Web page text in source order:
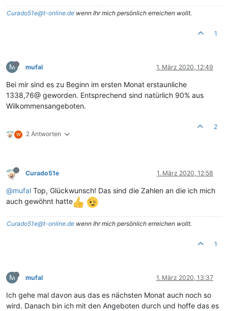
Curado51e@t-online.de wenn Ihr mich persönlich erreichen wollt.
1
M mufal 1. März 2020, 12:49
Bei mir sind es zu Beginn im ersten Monat erstaunliche
1338,76@ geworden. Entsprechend sind natürlich 90% aus
Wilkommensangeboten.
W 2 Antworten
2
Curado51e 1. März 2020, 12:58
@mufal Top, Glückwunsch! Das sind die Zahlen an die ich mich
auch gewöhnt hatte
Curado51e@t-online.de wenn Ihr mich persönlich erreichen wollt.
1
M mufal 1. März 2020, 13:37
Ich gehe mal davon aus das es nächsten Monat auch noch so
wird. Danach bin ich mit den Angeboten durch und hoffe das es